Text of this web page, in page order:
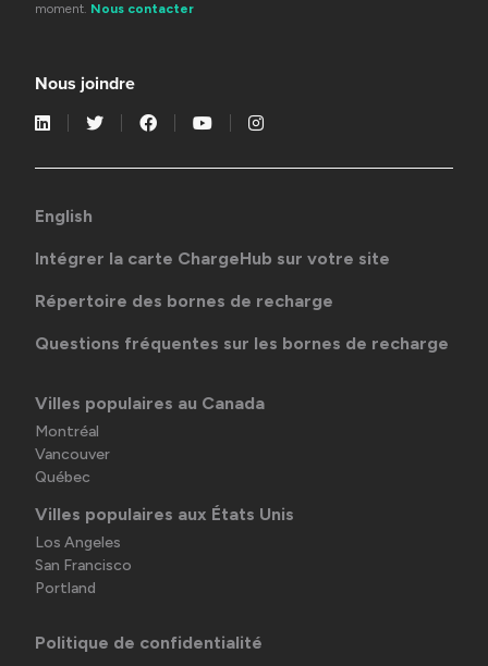
moment. Nous contacter
Nous joindre
English
Intégrer la carte ChargeHub sur votre site
Répertoire des bornes de recharge
Questions fréquentes sur les bornes de recharge
Villes populaires au Canada
Montréal
Vancouver
Québec
Villes populaires aux États Unis
Los Angeles
San Francisco
Portland
Politique de confidentialité